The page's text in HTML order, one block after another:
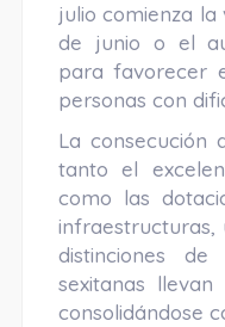
julio comienza la
de junio o el
para favorecer
personas con
La consecución
tanto el
como las
infraestructuras,
distinciones
sexitanas
consolidándose